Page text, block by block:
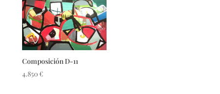
Composición D-11
4.850 €